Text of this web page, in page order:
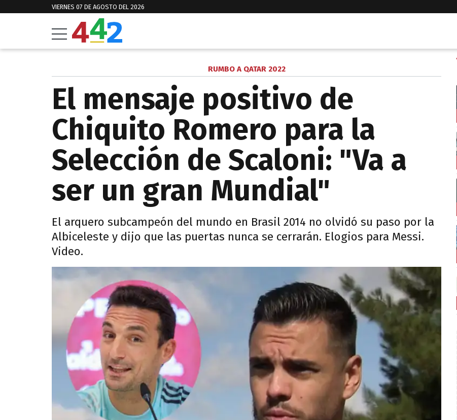
VIERNES 07 DE AGOSTO DEL 2026
RUMBO A QATAR 2022
El mensaje positivo de
Chiquito Romero para la
Selección de Scaloni: "Va a
ser un gran Mundial"
El arquero subcampeón del mundo en Brasil 2014 no olvidó su paso por la
Albiceleste y dijo que las puertas nunca se cerrarán. Elogios para Messi.
Video.